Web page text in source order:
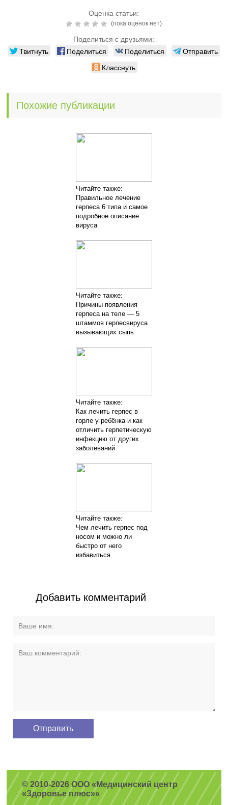
Оценка статьи:
(пока оценок нет)
Поделиться с друзьями:
Твитнуть Поделиться Поделиться
Отправить
Класснуть
Похожие публикации
Читайте также:
Правильное лечение
герпеса 6 типа и самое
подробное описание
вируса
Читайте также:
Причины появления
герпеса на теле — 5
штаммов герпесвируса
вызывающих сыпь
Читайте также:
Как лечить герпес в
горле у ребёнка и как
отличить герпетическую
инфекцию от других
заболеваний
Читайте также:
Чем лечить герпес под
носом и можно ли
быстро от него
избавиться
Добавить комментарий
© 2010-2026 ООО «Медицинский центр
«Здоровье плюс»»